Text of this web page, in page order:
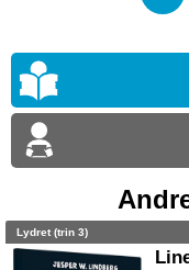
Lydret (trin 3)